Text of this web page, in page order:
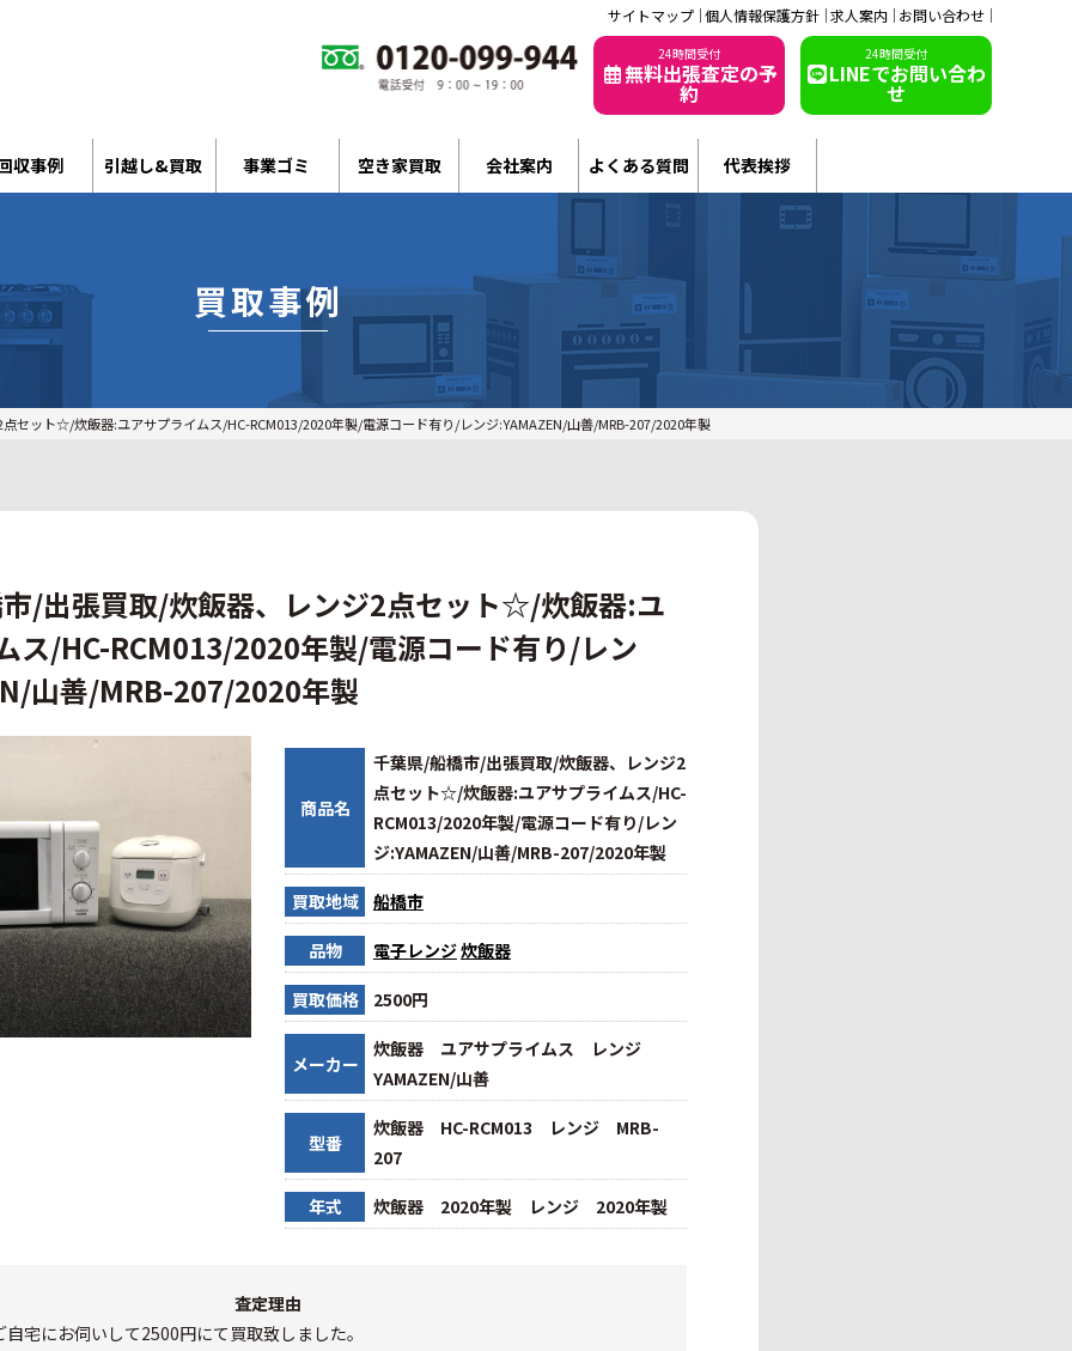
サイトマップ 個人情報保護方針 求人案内 お問い合わせ
24時間受付
無料出張査定の予
約
24時間受付
LINEでお問い合わ
せ
収事例 引越し&買取 事業ゴミ 空き家買取 会社案内 よくある質問 代表挨拶
買取事例
セット☆/炊飯器:ユアサプライムス/HC-RCM013/2020年製/電源コード有り/レンジ:YAMAZEN/山善/MRB-207/2020年製
/出張買取/炊飯器、レンジ2点セット☆/炊飯器:ユ
ス/HC-RCM013/2020年製/電源コード有り/レン
山善/MRB-207/2020年製
商品名
千葉県/船橋市/出張買取/炊飯器、レンジ2
点セット☆/炊飯器:ユアサプライムス/HC-
RCM013/2020年製/電源コード有り/レン
ジ:YAMAZEN/山善/MRB-207/2020年製
買取地域 船橋市
品物 電子レンジ炊飯器
買取価格 2500円
メーカー
炊飯器 ユアサプライムス レンジ
YAMAZEN/山善
型番
炊飯器 HC-RCM013 レンジ MRB-
207
年式 炊飯器 2020年製 レンジ 2020年製
査定理由
宅にお伺いして2500円にて買取致しました。